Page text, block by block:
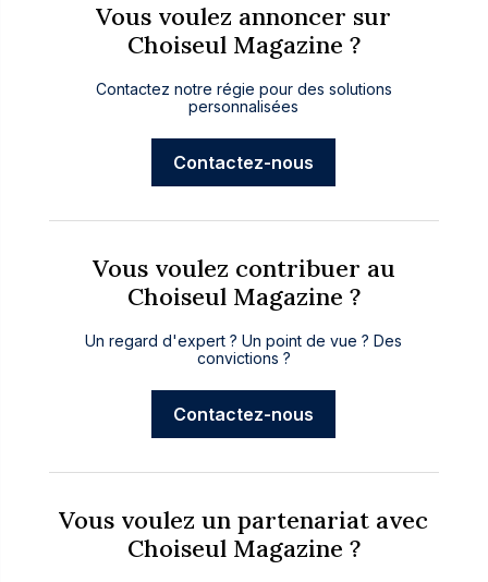
Vous voulez annoncer sur
Choiseul Magazine ?
Contactez notre régie pour des solutions
personnalisées
Contactez-nous
Vous voulez contribuer au
Choiseul Magazine ?
Un regard d'expert ? Un point de vue ? Des
convictions ?
Contactez-nous
Vous voulez un partenariat avec
Choiseul Magazine ?